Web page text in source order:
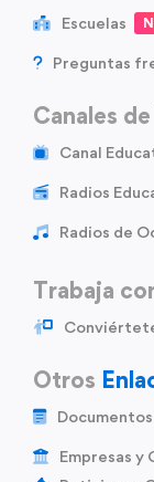
Escuelas
Preguntas
Canales de
Canal
Radios
Radios de
Trabaja
Otros
Documentos
Empresas y